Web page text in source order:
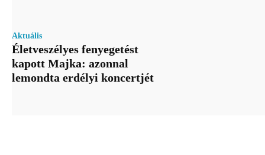
Aktuális
Életveszélyes fenyegetést
kapott Majka: azonnal
lemondta erdélyi koncertjét